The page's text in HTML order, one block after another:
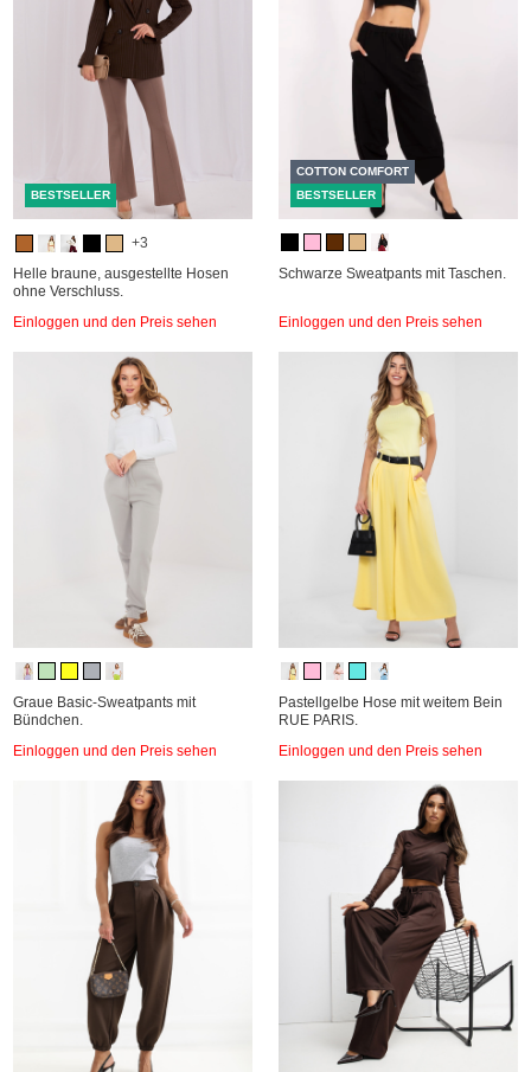
BESTSELLER
+3
Helle braune, ausgestellte Hosen
ohne Verschluss.
Einloggen und den Preis sehen
COTTON COMFORT
BESTSELLER
Schwarze Sweatpants mit Taschen.
Einloggen und den Preis sehen
Graue Basic-Sweatpants mit
Bündchen.
Einloggen und den Preis sehen
Pastellgelbe Hose mit weitem Bein
RUE PARIS.
Einloggen und den Preis sehen